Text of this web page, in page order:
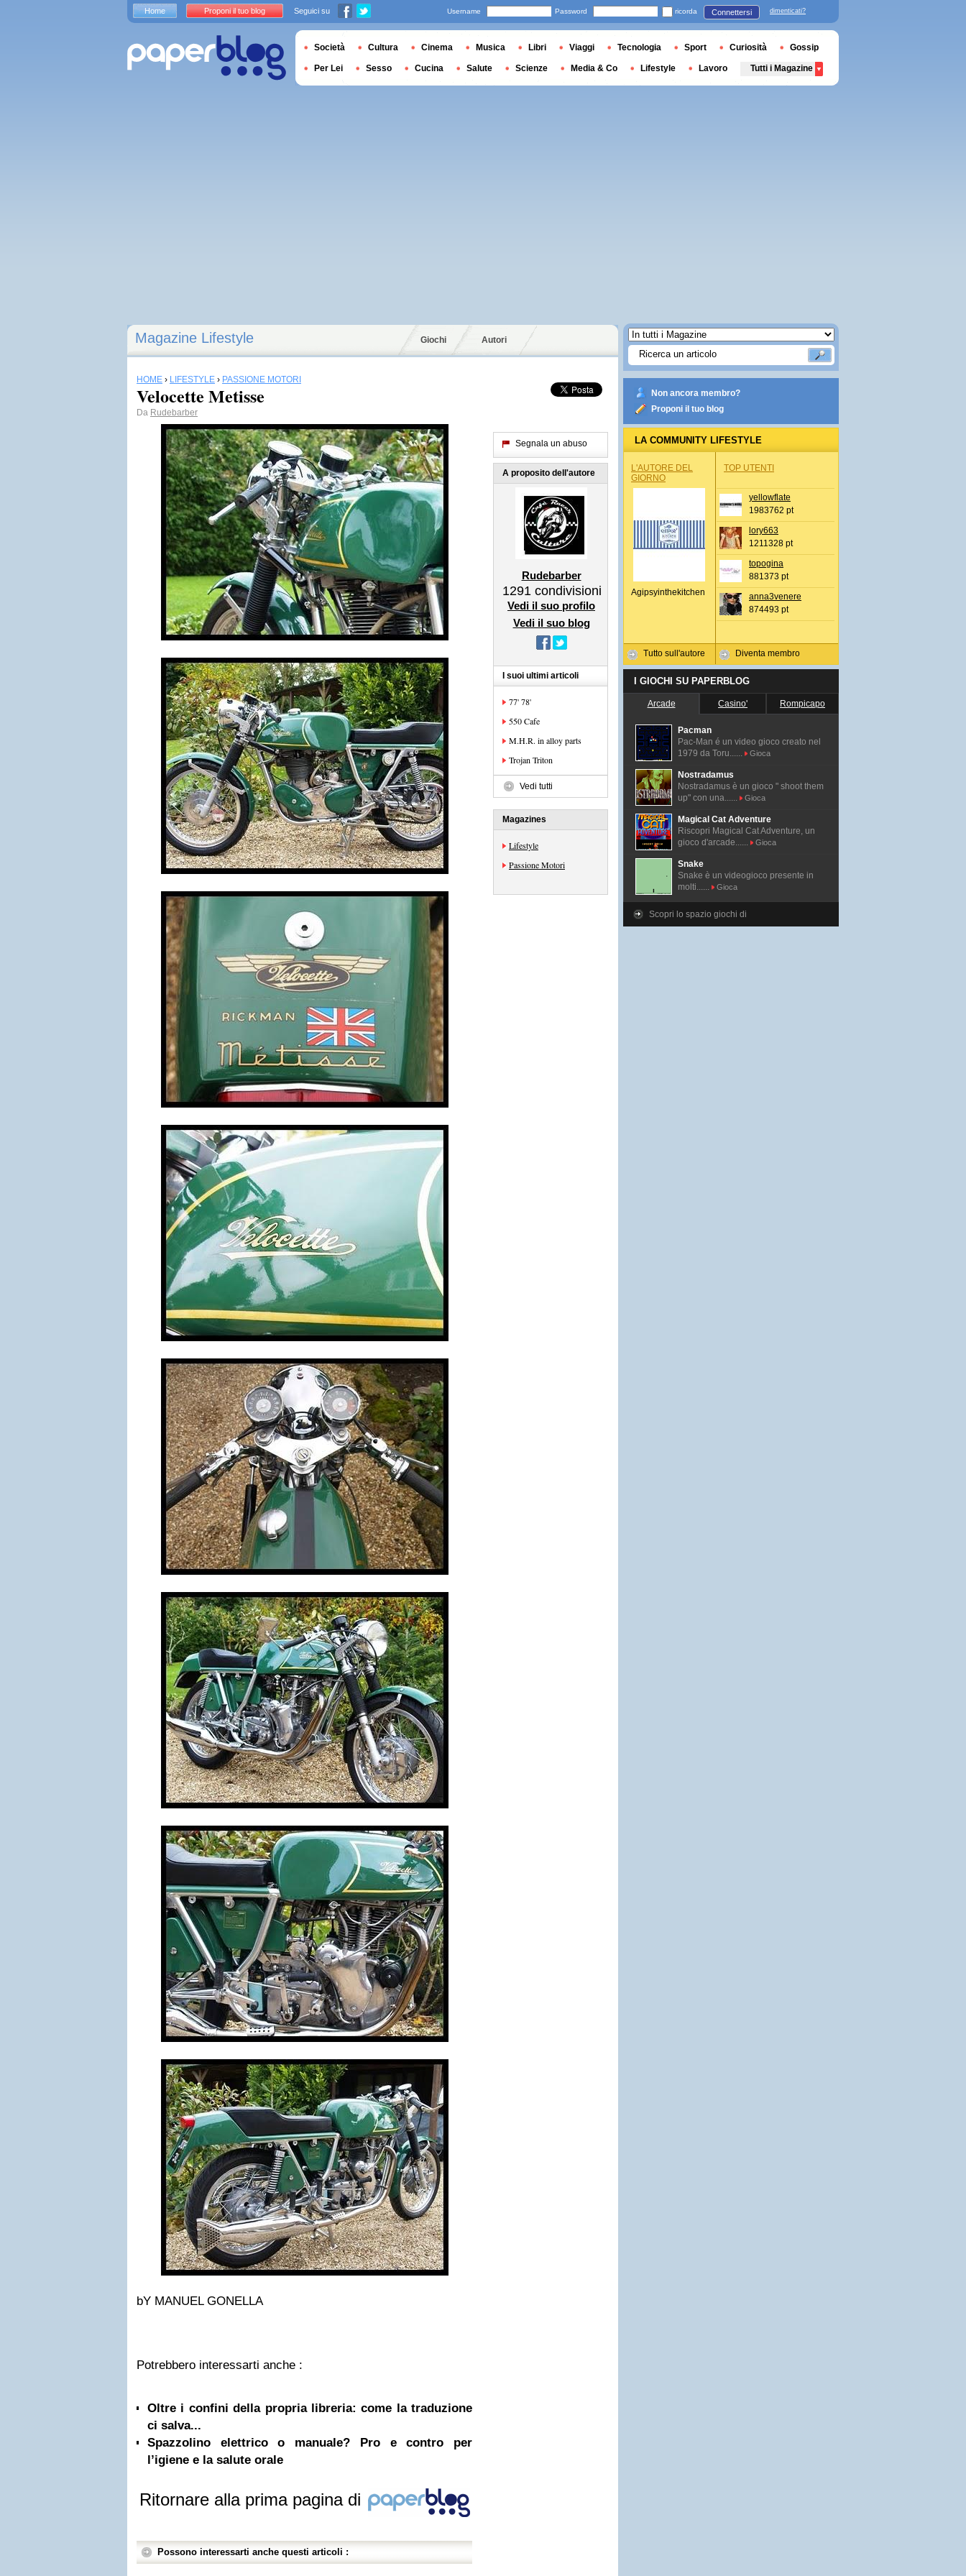
Magazine Lifestyle Giochi Autori
HOME › LIFESTYLE › PASSIONE MOTORI
Velocette Metisse
Da Rudebarber
bY MANUEL GONELLA
Potrebbero interessarti anche :
Oltre i confini della propria libreria: come la traduzione
ci salva...
Spazzolino elettrico o manuale? Pro e contro per
l’igiene e la salute orale
Ritornare alla prima pagina di
Possono interessarti anche questi articoli :
Segnala un abuso
A proposito dell'autore
Rudebarber
1291 condivisioni
Vedi il suo profilo
Vedi il suo blog
I suoi ultimi articoli
77' 78'
550 Cafe
M.H.R. in alloy parts
Trojan Triton
Vedi tutti
Magazines
Lifestyle
Passione Motori
Non ancora membro?
Proponi il tuo blog
LA COMMUNITY LIFESTYLE
L'AUTORE DEL
GIORNO
Agipsyinthekitchen
Tutto sull'autore
TOP UTENTI
yellowflate
1983762 pt
lory663
1211328 pt
topogina
881373 pt
anna3venere
874493 pt
Diventa membro
I GIOCHI SU PAPERBLOG
Arcade Casino' Rompicapo
Pacman
Pac-Man é un video gioco creato nel
1979 da Toru......
Gioca
Nostradamus
Nostradamus è un gioco " shoot them
up" con una......
Gioca
Magical Cat Adventure
Riscopri Magical Cat Adventure, un
gioco d'arcade......
Gioca
Snake
Snake è un videogioco presente in
molti......
Gioca
Scopri lo spazio giochi di
Home Proponi il tuo blog Seguici su Username Password ricorda Connettersi dimenticati?
Società Cultura Cinema Musica Libri Viaggi Tecnologia Sport Curiosità Gossip
Per Lei Sesso Cucina Salute Scienze Media & Co Lifestyle Lavoro Tutti i Magazine